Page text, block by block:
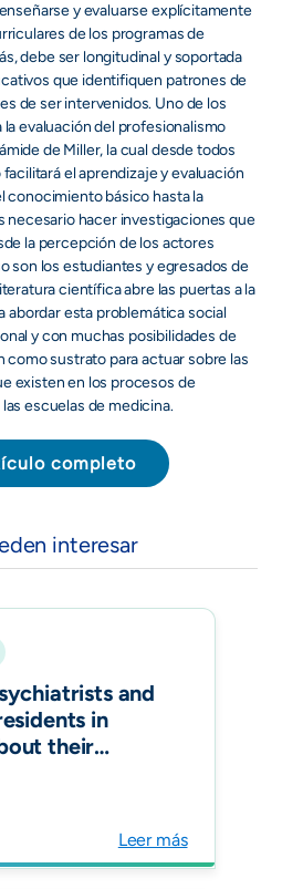
y evaluarse explícitamente
de los programas de
debe ser longitudinal y soportada
que identifiquen patrones de
de ser intervenidos. Uno de los
evaluación del profesionalismo
de Miller, la cual desde todos
el aprendizaje y evaluación
conocimiento básico hasta la
necesario hacer investigaciones que
la percepción de los actores
son los estudiantes y egresados de
científica abre las puertas a la
abordar esta problemática social
y con muchas posibilidades de
como sustrato para actuar sobre las
existen en los procesos de
escuelas de medicina.
completo
interesar
and
in
their
Rev
Leer más